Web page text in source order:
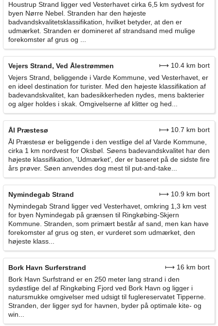
Houstrup Strand ligger ved Vesterhavet cirka 6,5 km sydvest for
byen Nørre Nebel. Stranden har den højeste
badvandskvalitetsklassifikation, hvilket betyder, at den er
udmærket. Stranden er domineret af strandsand med mulige
forekomster af grus og ...
Vejers Strand, Ved Ålestrømmen
⟼ 10.4 km bort
Vejers Strand, beliggende i Varde Kommune, ved Vesterhavet, er
en ideel destination for turister. Med den højeste klassifikation af
badevandskvalitet, kan badesikkerheden nydes, mens bakterier
og alger holdes i skak. Omgivelserne af klitter og hed...
Ål Præstesø
⟼ 10.7 km bort
Ål Præstesø er beliggende i den vestlige del af Varde Kommune,
cirka 1 km nordvest for Oksbøl. Søens badevandskvalitet har den
højeste klassifikation, 'Udmærket', der er baseret på de sidste fire
års prøver. Søen anvendes dog mest til put-and-take...
Nymindegab Strand
⟼ 10.9 km bort
Nymindegab Strand ligger ved Vesterhavet, omkring 1,3 km vest
for byen Nymindegab på grænsen til Ringkøbing-Skjern
Kommune. Stranden, som primært består af sand, men kan have
forekomster af grus og sten, er vurderet som udmærket, den
højeste klass...
Bork Havn Surferstrand
⟼ 16 km bort
Bork Havn Surfstrand er en 250 meter lang strand i den
sydøstlige del af Ringkøbing Fjord ved Bork Havn og ligger i
natursmukke omgivelser med udsigt til fuglereservatet Tipperne.
Stranden, der ligger syd for havnen, byder på optimale kite- og
win...